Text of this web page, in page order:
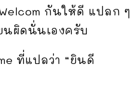
กันให้ดี แปลก ๆ
นผิดนั่นเองครับ
ที่แปลว่า “ยินดี